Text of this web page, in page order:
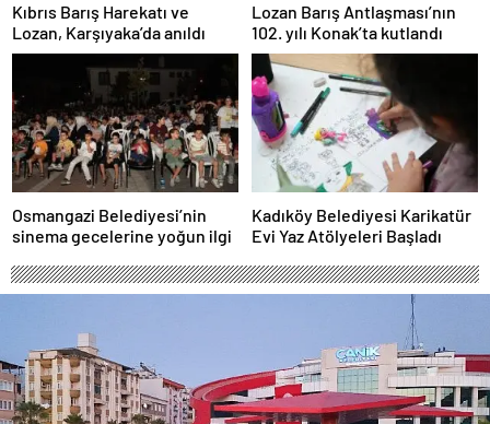
Kıbrıs Barış Harekatı ve
Lozan, Karşıyaka’da anıldı
Lozan Barış Antlaşması’nın
102. yılı Konak’ta kutlandı
Osmangazi Belediyesi’nin
sinema gecelerine yoğun ilgi
Kadıköy Belediyesi Karikatür
Evi Yaz Atölyeleri Başladı